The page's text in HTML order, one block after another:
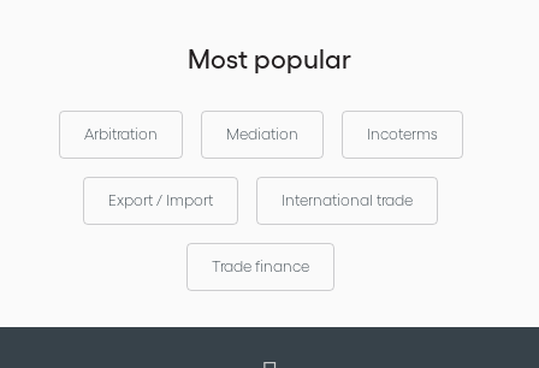
Most popular
Arbitration Mediation Incoterms
Export / Import International trade
Trade finance